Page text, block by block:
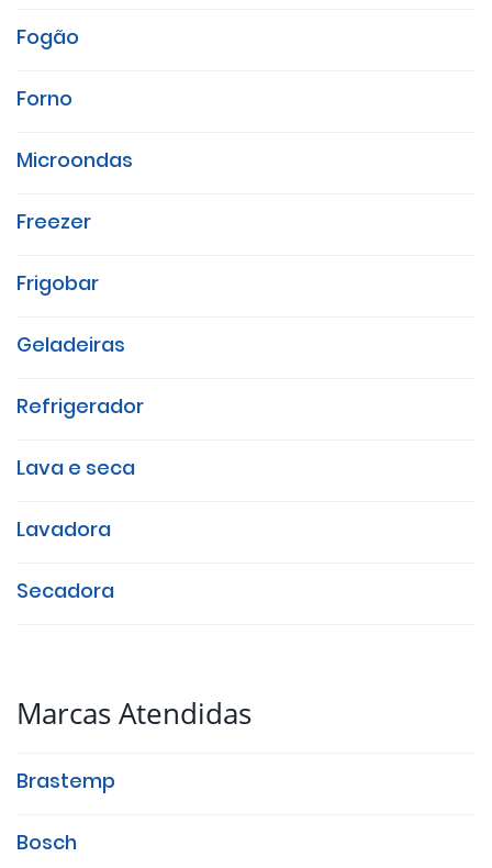
Fogão
Forno
Microondas
Freezer
Frigobar
Geladeiras
Refrigerador
Lava e seca
Lavadora
Secadora
Marcas Atendidas
Brastemp
Bosch